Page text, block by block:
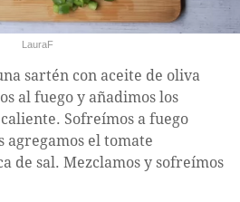
LauraF
sartén con aceite de oliva
al fuego y añadimos los
Sofreímos a fuego
agregamos el tomate
de sal. Mezclamos y sofreímos